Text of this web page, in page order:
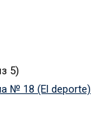
5)
№ 18 (El deporte)